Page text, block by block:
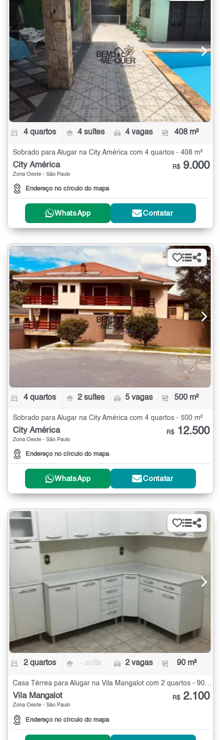
4 quartos 4 suítes 4 vagas 408 m²
Sobrado para Alugar na City América com 4 quartos - 408 m²
City América
Zona Oeste - São Paulo
Endereço no círculo do mapa
R$ 9.000
WhatsApp Contatar
4 quartos 2 suítes 5 vagas 500 m²
Sobrado para Alugar na City América com 4 quartos - 500 m²
City América
Zona Oeste - São Paulo
Endereço no círculo do mapa
R$ 12.500
WhatsApp Contatar
2 quartos - suíte 2 vagas 90 m²
Casa Térrea para Alugar na Vila Mangalot com 2 quartos - 90 m²
Vila Mangalot
Zona Oeste - São Paulo
Endereço no círculo do mapa
R$ 2.100